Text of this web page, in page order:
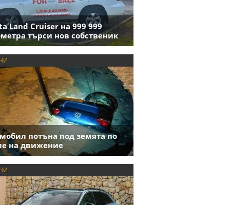
Land Cruiser на 999 999
търси нов собственик
потъна под земята по
на движение